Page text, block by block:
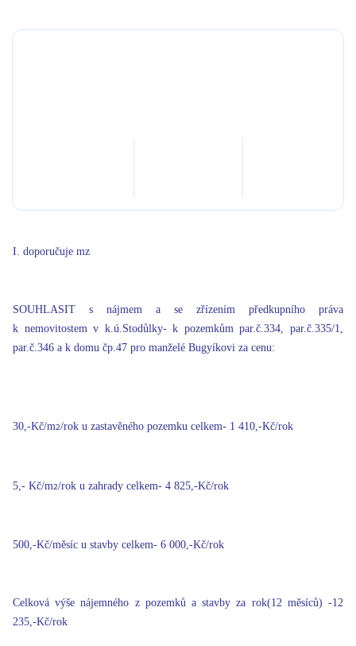
I. doporučuje mz
SOUHLASIT s nájmem a se zřízením předkupního práva
k nemovitostem v k.ú.Stodůlky- k pozemkům par.č.334, par.č.335/1,
par.č.346 a k domu čp.47 pro manželé Bugyíkovi za cenu:
30,-Kč/m2/rok u zastavěného pozemku celkem- 1 410,-Kč/rok
5,- Kč/m2/rok u zahrady celkem- 4 825,-Kč/rok
500,-Kč/měsíc u stavby celkem- 6 000,-Kč/rok
Celková výše nájemného z pozemků a stavby za rok(12 měsíců) -12
235,-Kč/rok